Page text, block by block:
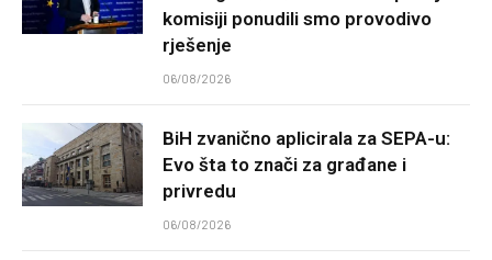
komisiji ponudili smo provodivo
rješenje
06/08/2026
BiH zvanično aplicirala za SEPA-u:
Evo šta to znači za građane i
privredu
06/08/2026